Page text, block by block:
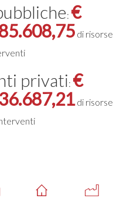
: €
di
privati: €
di